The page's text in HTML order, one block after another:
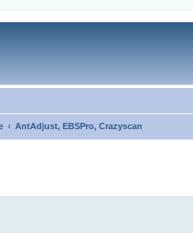
AntAdjust, EBSPro, Crazyscan